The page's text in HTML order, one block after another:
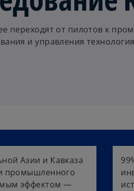
переходят от пилотов к
и управления
Азии и Кавказа
промышленного
эффектом —